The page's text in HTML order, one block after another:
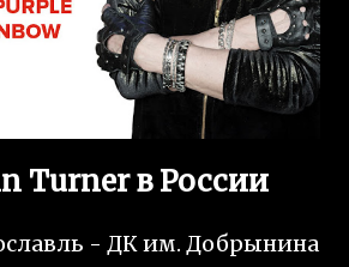
Turner в России
- ДК им. Добрынина